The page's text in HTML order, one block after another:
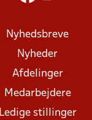
Nyhedsbreve
Nyheder
Afdelinger
Medarbejdere
Ledige stillinger